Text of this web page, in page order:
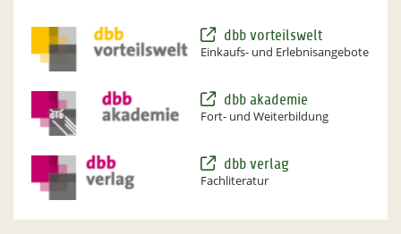
dbb vorteilswelt
Einkaufs- und Erlebnisangebote
dbb akademie
Fort- und Weiterbildung
dbb verlag
Fachliteratur